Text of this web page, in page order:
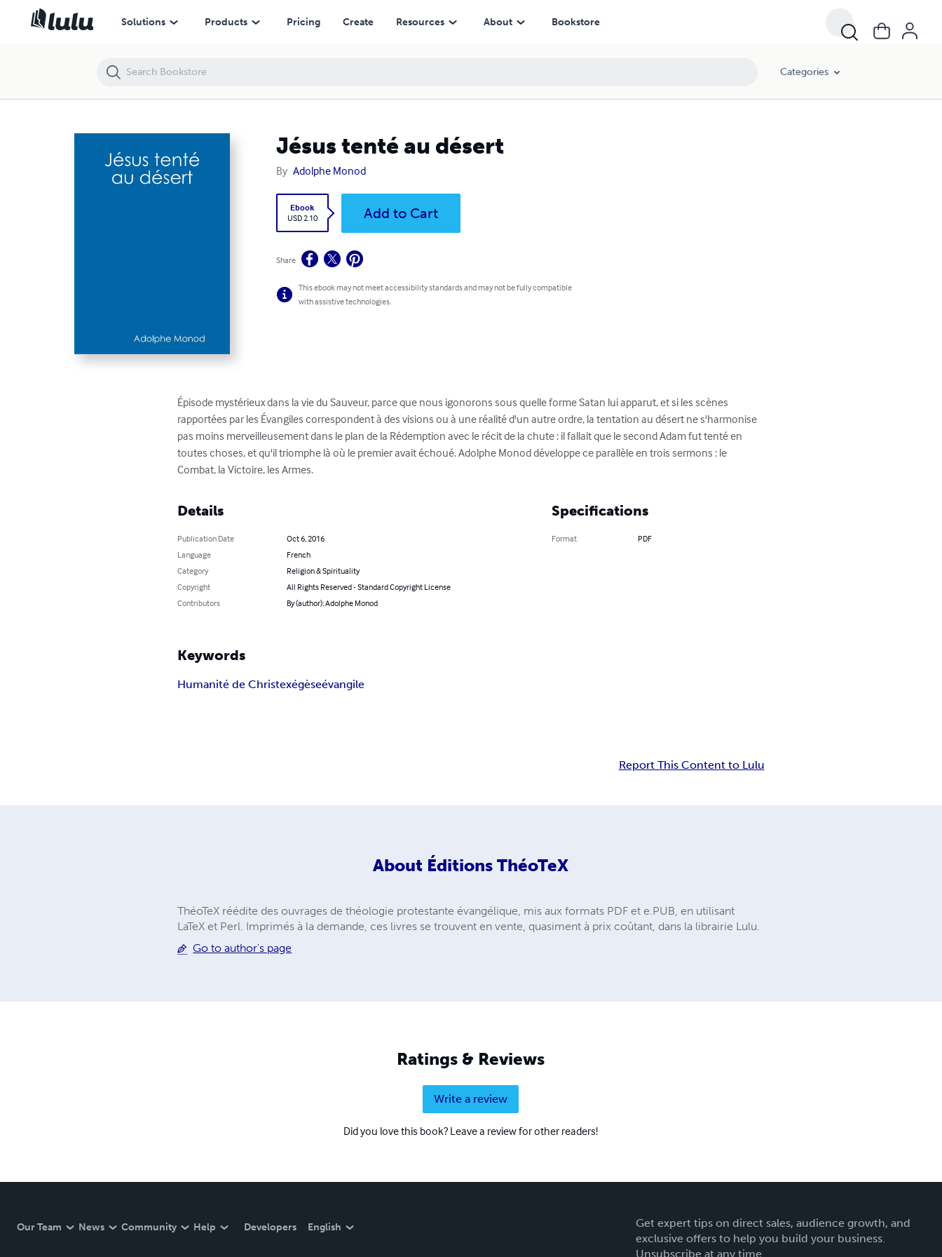
Solutions Products Pricing Create Resources About Bookstore
Categories
Jésus tenté au désert
By Adolphe Monod
Ebook
USD 2.10
Add to Cart
Share
This ebook may not meet accessibility standards and may not be fully compatible
with assistive technologies.
Épisode mystérieux dans la vie du Sauveur, parce que nous igonorons sous quelle forme Satan lui apparut, et si les scènes
rapportées par les Évangiles correspondent à des visions ou à une réalité d'un autre ordre, la tentation au désert ne s'harmonise
pas moins merveilleusement dans le plan de la Rédemption avec le récit de la chute : il fallait que le second Adam fut tenté en
toutes choses, et qu'il triomphe là où le premier avait échoué. Adolphe Monod développe ce parallèle en trois sermons : le
Combat, la Victoire, les Armes.
Details
Publication Date
Oct 6, 2016
Language
French
Category
Religion & Spirituality
Copyright
All Rights Reserved - Standard Copyright License
Contributors
By (author): Adolphe Monod
Specifications
Format PDF
Keywords
Humanité de Christexégèseévangile
Report This Content to Lulu
About Éditions ThéoTeX
ThéoTeX réédite des ouvrages de théologie protestante évangélique, mis aux formats PDF et e.PUB, en utilisant
LaTeX et Perl. Imprimés à la demande, ces livres se trouvent en vente, quasiment à prix coûtant, dans la librairie Lulu.
Go to author's page
Ratings & Reviews
Write a review
Did you love this book? Leave a review for other readers!
Our Team News Community Help Developers English
Get expert tips on direct sales, audience growth, and
exclusive offers to help you build your business.
Unsubscribe at any time.
Jésus tenté au désert